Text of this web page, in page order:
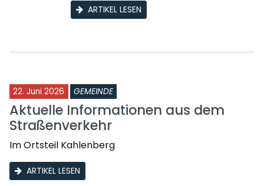
ARTIKEL LESEN
22. Juni 2026 GEMEINDE
Aktuelle Informationen aus dem
Straßenverkehr
Im Ortsteil Kahlenberg
ARTIKEL LESEN